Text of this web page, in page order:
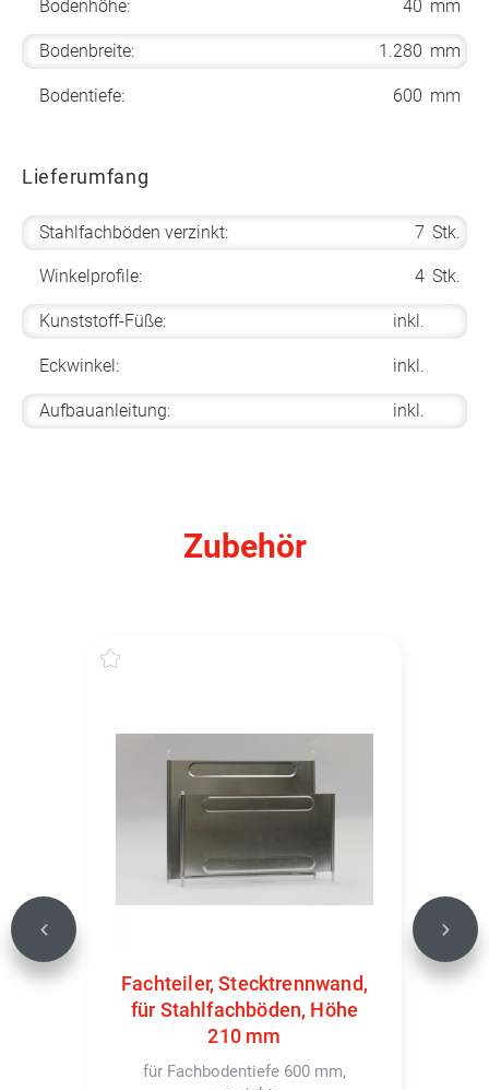
Bodenhöhe: 40 mm
Bodenbreite: 1.280 mm
Bodentiefe: 600 mm
Lieferumfang
Stahlfachböden verzinkt: 7 Stk.
Winkelprofile: 4 Stk.
Kunststoff-Füße: inkl.
Eckwinkel: inkl.
Aufbauanleitung: inkl.
Zubehör
Fachteiler, Stecktrennwand,
für Stahlfachböden, Höhe
210 mm
für Fachbodentiefe 600 mm,
Previous Next